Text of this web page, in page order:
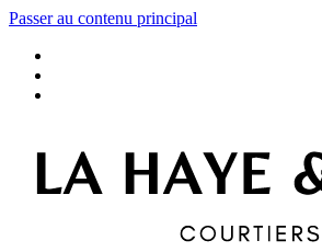
Passer au contenu principal